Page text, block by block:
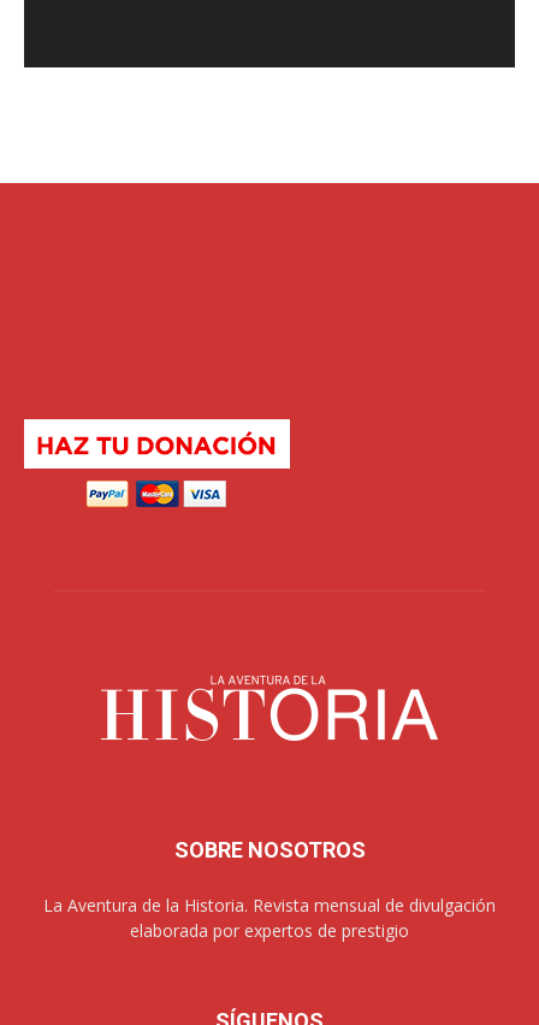
SOBRE NOSOTROS
La Aventura de la Historia. Revista mensual de divulgación
elaborada por expertos de prestigio